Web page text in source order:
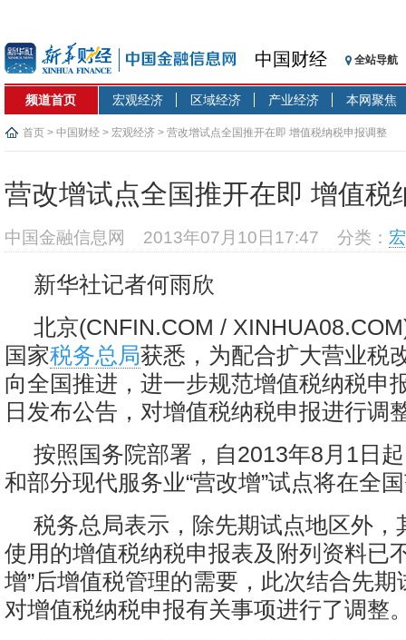
中国财经 全站导航
频道首页 宏观经济 区域经济 产业经济 本网聚焦
首页 > 中国财经 > 宏观经济 > 营改增试点全国推开在即 增值税纳税申报调整
营改增试点全国推开在即 增值税
中国金融信息网 2013年07月10日17:47 分类：
新华社记者何雨欣
北京(CNFIN.COM /
国家税务总局获悉，为配合扩大营业税
向全国推进，进一步规范增值税纳税申
日发布公告，对增值税纳税申报进行调
按照国务院部署，自2013年8月1日
和部分现代服务业“营改增”试点将在全
税务总局表示，除先期试点地区外，
使用的增值税纳税申报表及附列资料已
增”后增值税管理的需要，此次结合先
对增值税纳税申报有关事项进行了调整